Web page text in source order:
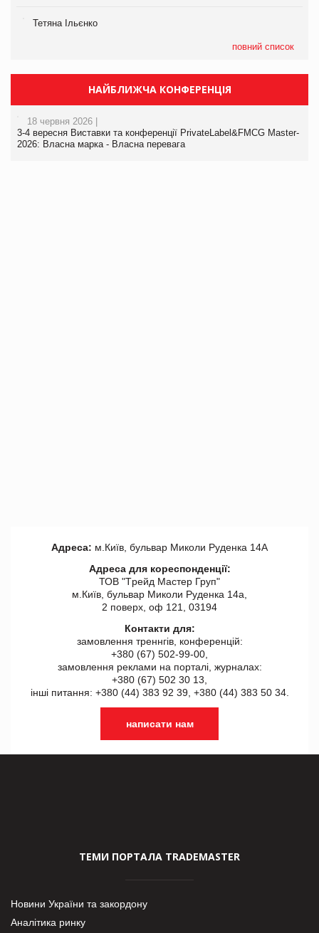
Тетяна Ільєнко
повний список
НАЙБЛИЖЧА КОНФЕРЕНЦІЯ
18 червня 2026 |
3-4 вересня Виставки та конференції PrivateLabel&FMCG Master-
2026: Власна марка - Власна перевага
Адреса: м.Київ, бульвар Миколи Руденка 14А
Адреса для кореспонденції:
ТОВ "Tрейд Мастер Груп"
м.Київ, бульвар Миколи Руденка 14а,
2 поверх, оф 121, 03194
Контакти для:
замовлення треннгів, конференцій:
+380 (67) 502-99-00,
замовлення реклами на порталі, журналах:
+380 (67) 502 30 13,
інші питання: +380 (44) 383 92 39, +380 (44) 383 50 34.
написати нам
ТЕМИ ПОРТАЛА TRADEMASTER
Новини України та закордону
Аналітика ринку